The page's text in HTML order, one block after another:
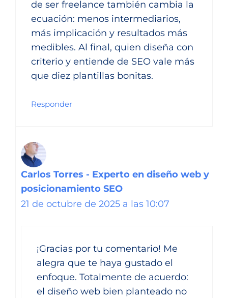
de ser freelance también cambia la
ecuación: menos intermediarios,
más implicación y resultados más
medibles. Al final, quien diseña con
criterio y entiende de SEO vale más
que diez plantillas bonitas.
Responder
Carlos Torres - Experto en diseño web y
posicionamiento SEO
21 de octubre de 2025 a las 10:07
¡Gracias por tu comentario! Me
alegra que te haya gustado el
enfoque. Totalmente de acuerdo:
el diseño web bien planteado no